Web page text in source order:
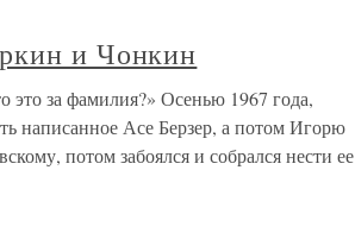
и Чонкин
это за фамилия?» Осенью 1967 года,
написанное Асе Берзер, а потом Игорю
потом забоялся и собрался нести ее